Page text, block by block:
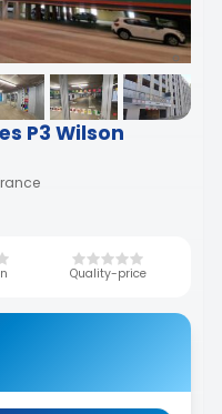
P3 Wilson
Quality-price